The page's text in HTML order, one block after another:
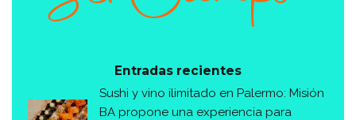
Entradas recientes
Sushi y vino ilimitado en Palermo: Misión
BA propone una experiencia para